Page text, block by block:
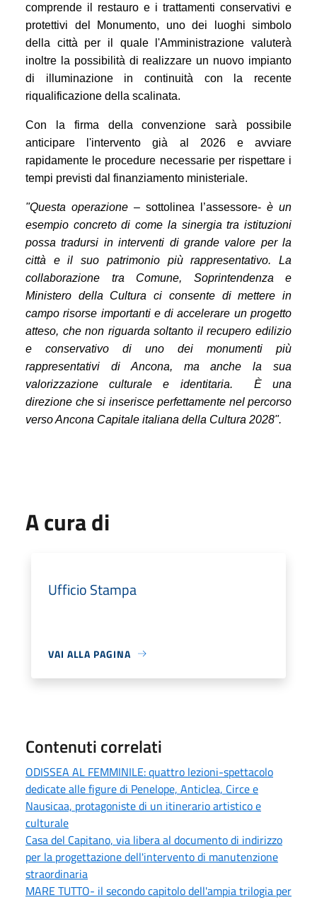
comprende il restauro e i trattamenti conservativi e
protettivi del Monumento, uno dei luoghi simbolo
della città per il quale l'Amministrazione valuterà
inoltre la possibilità di realizzare un nuovo impianto
di illuminazione in continuità con la recente
riqualificazione della scalinata.
Con la firma della convenzione sarà possibile
anticipare l'intervento già al 2026 e avviare
rapidamente le procedure necessarie per rispettare i
tempi previsti dal finanziamento ministeriale.
"Questa operazione – sottolinea l’assessore- è un
esempio concreto di come la sinergia tra istituzioni
possa tradursi in interventi di grande valore per la
città e il suo patrimonio più rappresentativo. La
collaborazione tra Comune, Soprintendenza e
Ministero della Cultura ci consente di mettere in
campo risorse importanti e di accelerare un progetto
atteso, che non riguarda soltanto il recupero edilizio
e conservativo di uno dei monumenti più
rappresentativi di Ancona, ma anche la sua
valorizzazione culturale e identitaria. È una
direzione che si inserisce perfettamente nel percorso
verso Ancona Capitale italiana della Cultura 2028".
A cura di
Ufficio Stampa
VAI ALLA PAGINA
Contenuti correlati
ODISSEA AL FEMMINILE: quattro lezioni-spettacolo
dedicate alle figure di Penelope, Anticlea, Circe e
Nausicaa, protagoniste di un itinerario artistico e
culturale
Casa del Capitano, via libera al documento di indirizzo
per la progettazione dell'intervento di manutenzione
straordinaria
MARE TUTTO- il secondo capitolo dell'ampia trilogia per